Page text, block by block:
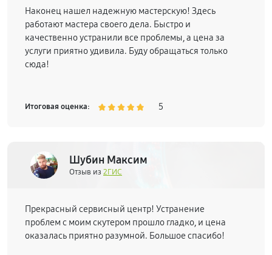
Наконец нашел надежную мастерскую! Здесь
работают мастера своего дела. Быстро и
качественно устранили все проблемы, а цена за
услуги приятно удивила. Буду обращаться только
сюда!
Итоговая оценка: 5
Шубин Максим
Отзыв из 2ГИС
Прекрасный сервисный центр! Устранение
проблем с моим скутером прошло гладко, и цена
оказалась приятно разумной. Большое спасибо!